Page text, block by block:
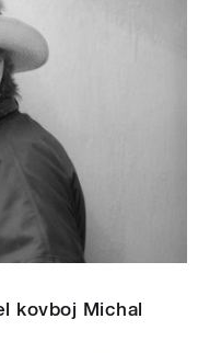
kovboj Michal